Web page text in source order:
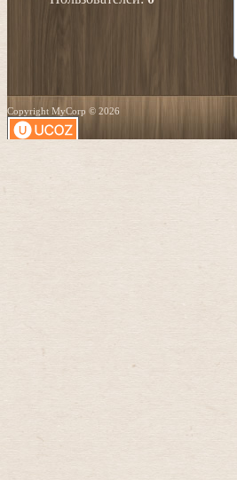
Copyright MyCorp © 2026